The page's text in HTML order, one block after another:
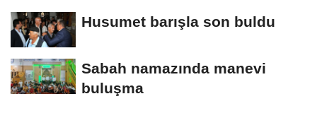
Husumet barışla son buldu
Sabah namazında manevi
buluşma